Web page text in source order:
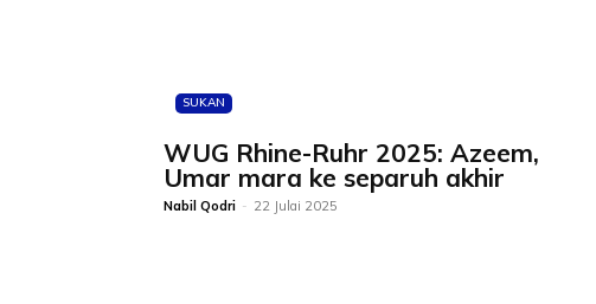
SUKAN
WUG Rhine-Ruhr 2025: Azeem,
Umar mara ke separuh akhir
Nabil Qodri - 22 Julai 2025